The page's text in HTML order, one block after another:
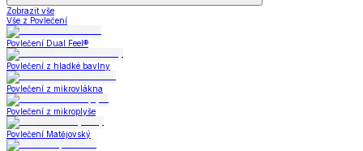
Zobrazit vše
Vše z Povlečení
Povlečení Dual Feel®
Povlečení z hladké bavlny
Povlečení z mikrovlákna
Povlečení z mikroplyše
Povlečení Matějovský